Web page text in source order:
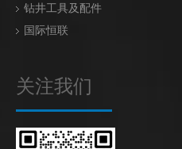
钻井工具及配件
国际恒联
关注我们